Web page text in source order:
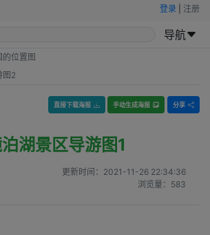
登录 注册
导航
位置图
图2
直接下载海报 手动生成海报 分享
湖景区导游图1
更新时间： 2021-11-26 22:34:36
浏览量： 583